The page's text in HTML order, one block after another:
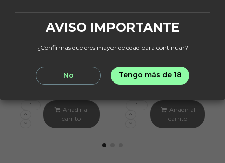
25,46 €
Añadir al
carrito
Esmaltada
15,25 € 16,95 €
Añadir al
carrito
AVISO IMPORTANTE
¿Confirmas que eres mayor de edad para continuar?
No Tengo más de 18